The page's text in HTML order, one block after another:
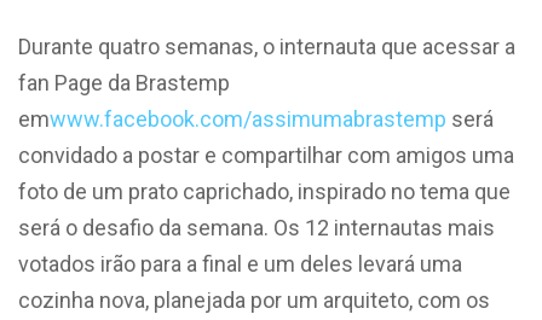
Durante quatro semanas, o internauta que acessar a
fan Page da Brastemp
emwww.facebook.com/assimumabrastemp será
convidado a postar e compartilhar com amigos uma
foto de um prato caprichado, inspirado no tema que
será o desafio da semana. Os 12 internautas mais
votados irão para a final e um deles levará uma
cozinha nova, planejada por um arquiteto, com os